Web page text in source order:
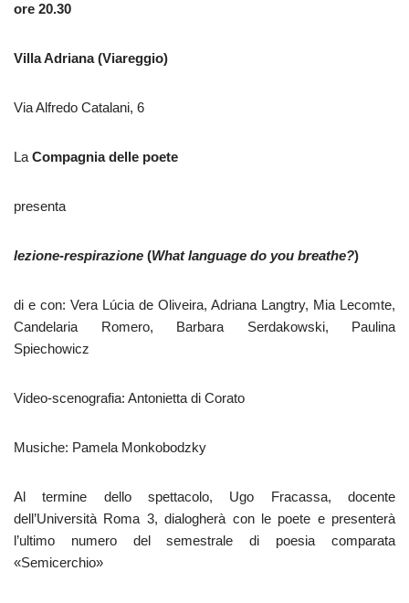
ore 20.30
Villa Adriana (Viareggio)
Via Alfredo Catalani, 6
La Compagnia delle poete
presenta
lezione-respirazione (What language do you breathe?)
di e con: Vera Lúcia de Oliveira, Adriana Langtry, Mia Lecomte,
Candelaria Romero, Barbara Serdakowski, Paulina
Spiechowicz
Video-scenografia: Antonietta di Corato
Musiche: Pamela Monkobodzky
Al termine dello spettacolo, Ugo Fracassa, docente
dell’Università Roma 3, dialogherà con le poete e presenterà
l’ultimo numero del semestrale di poesia comparata
«Semicerchio»